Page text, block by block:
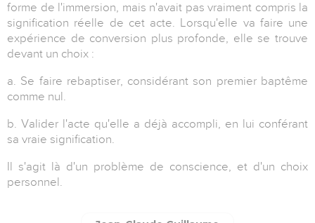
forme de l'immersion, mais n'avait pas vraiment compris la
signification réelle de cet acte. Lorsqu'elle va faire une
expérience de conversion plus profonde, elle se trouve
devant un choix :
a. Se faire rebaptiser, considérant son premier baptême
comme nul.
b. Valider l'acte qu'elle a déjà accompli, en lui conférant
sa vraie signification.
Il s'agit là d'un problème de conscience, et d'un choix
personnel.